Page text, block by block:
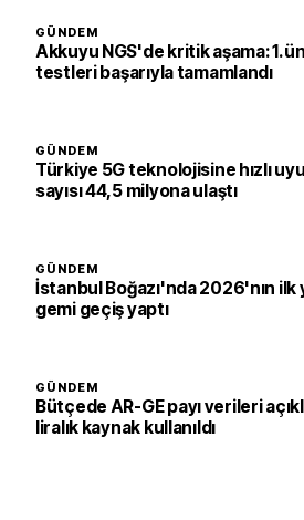
GÜNDEM
Akkuyu NGS'de kritik aşama: 1.
testleri başarıyla tamamlandı
GÜNDEM
Türkiye 5G teknolojisine hızlı
sayısı 44,5 milyona ulaştı
GÜNDEM
İstanbul Boğazı'nda 2026'nın ilk
gemi geçiş yaptı
GÜNDEM
Bütçede AR-GE payı verileri
liralık kaynak kullanıldı